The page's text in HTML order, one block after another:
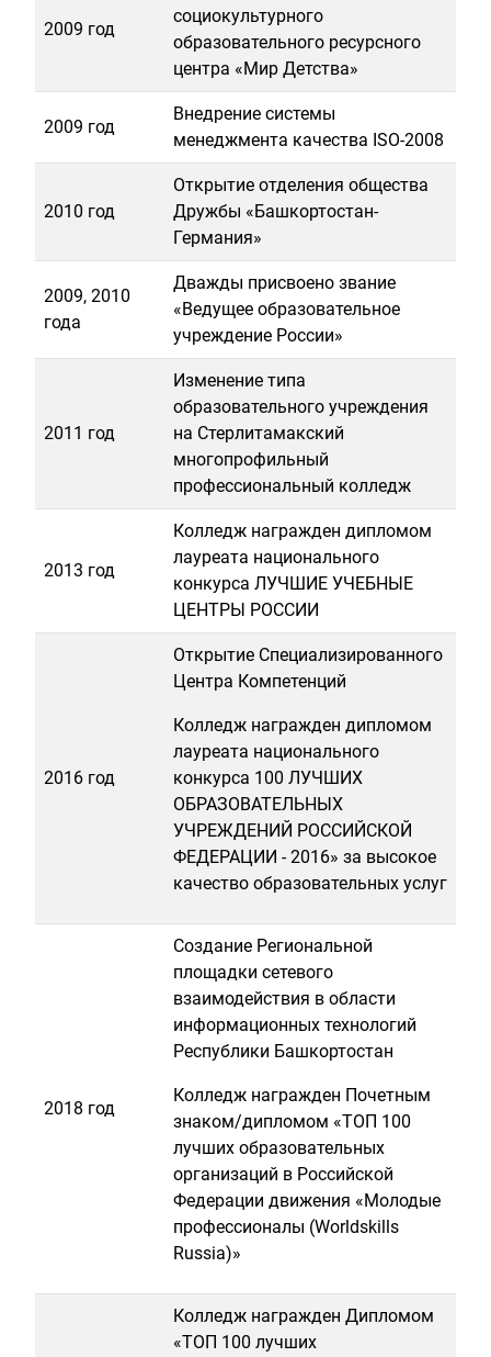
2009 год
социокультурного
образовательного ресурсного
центра «Мир Детства»
2009 год
Внедрение системы
менеджмента качества ISO-2008
2010 год
Открытие отделения общества
Дружбы «Башкортостан-
Германия»
2009, 2010
года
Дважды присвоено звание
«Ведущее образовательное
учреждение России»
2011 год
Изменение типа
образовательного учреждения
на Стерлитамакский
многопрофильный
профессиональный колледж
2013 год
Колледж награжден дипломом
лауреата национального
конкурса ЛУЧШИЕ УЧЕБНЫЕ
ЦЕНТРЫ РОССИИ
2016 год
Открытие Специализированного
Центра Компетенций
Колледж награжден дипломом
лауреата национального
конкурса 100 ЛУЧШИХ
ОБРАЗОВАТЕЛЬНЫХ
УЧРЕЖДЕНИЙ РОССИЙСКОЙ
ФЕДЕРАЦИИ - 2016» за высокое
качество образовательных услуг
2018 год
Создание Региональной
площадки сетевого
взаимодействия в области
информационных технологий
Республики Башкортостан
Колледж награжден Почетным
знаком/дипломом «ТОП 100
лучших образовательных
организаций в Российской
Федерации движения «Молодые
профессионалы (Worldskills
Russia)»
Колледж награжден Дипломом
«ТОП 100 лучших